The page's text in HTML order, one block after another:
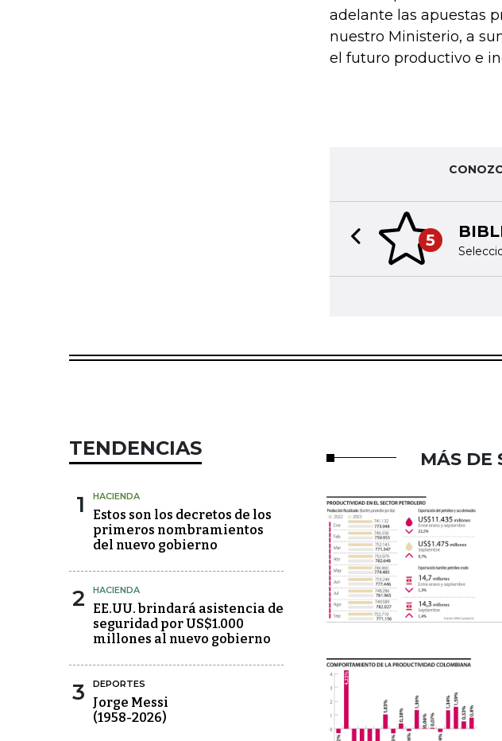
adelante las apuestas
nuestro Ministerio, a
el futuro productivo e
5
Previous slide
TENDENCIAS
1 HACIENDA
Estos son los decretos de los
primeros nombramientos
del nuevo gobierno
2 HACIENDA
EE.UU. brindará asistencia de
seguridad por US$1.000
millones al nuevo gobierno
3 DEPORTES
Jorge Messi
(1958-2026)
MÁS DE